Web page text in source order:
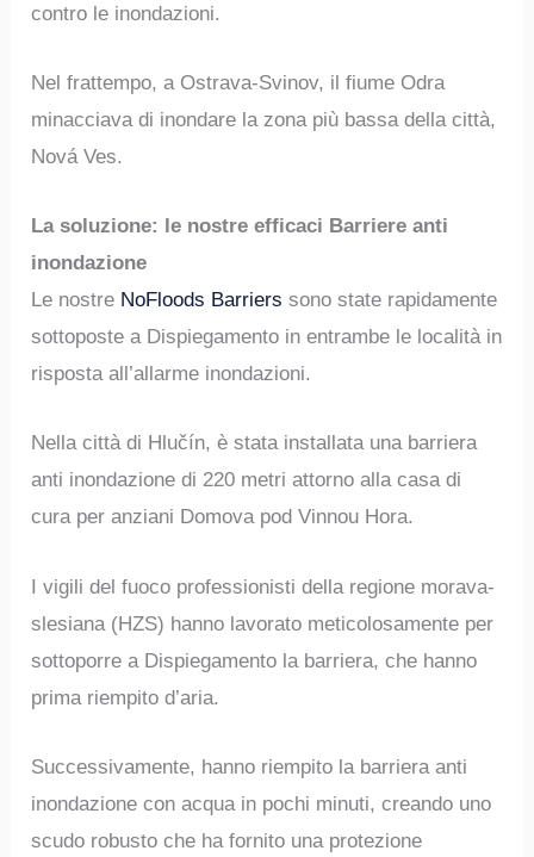
contro le inondazioni.
Nel frattempo, a Ostrava-Svinov, il fiume Odra
minacciava di inondare la zona più bassa della città,
Nová Ves.
La soluzione: le nostre efficaci Barriere anti
inondazione
Le nostre NoFloods Barriers sono state rapidamente
sottoposte a Dispiegamento in entrambe le località in
risposta all’allarme inondazioni.
Nella città di Hlučín, è stata installata una barriera
anti inondazione di 220 metri attorno alla casa di
cura per anziani Domova pod Vinnou Hora.
I vigili del fuoco professionisti della regione morava-
slesiana (HZS) hanno lavorato meticolosamente per
sottoporre a Dispiegamento la barriera, che hanno
prima riempito d’aria.
Successivamente, hanno riempito la barriera anti
inondazione con acqua in pochi minuti, creando uno
scudo robusto che ha fornito una protezione